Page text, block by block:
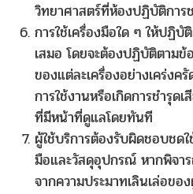
วิทยาศาสตร์ที่ห้องปฏิบัติการ
การใช้เครื่องมือใด ๆ ให้ปฏิบั
เสมอ โดยจะต้องปฏิบัติตามข้
ของแต่ละเครื่องอย่างเคร่ง
การใช้งานหรือเกิดการชำรุด
ที่มีหน้าที่ดูแลโดยทันที
ผู้ใช้บริการต้องรับผิดชอบชด
มือและวัสดุอุปกรณ์ หากพิจา
จากความประมาทเลินเล่อขอ